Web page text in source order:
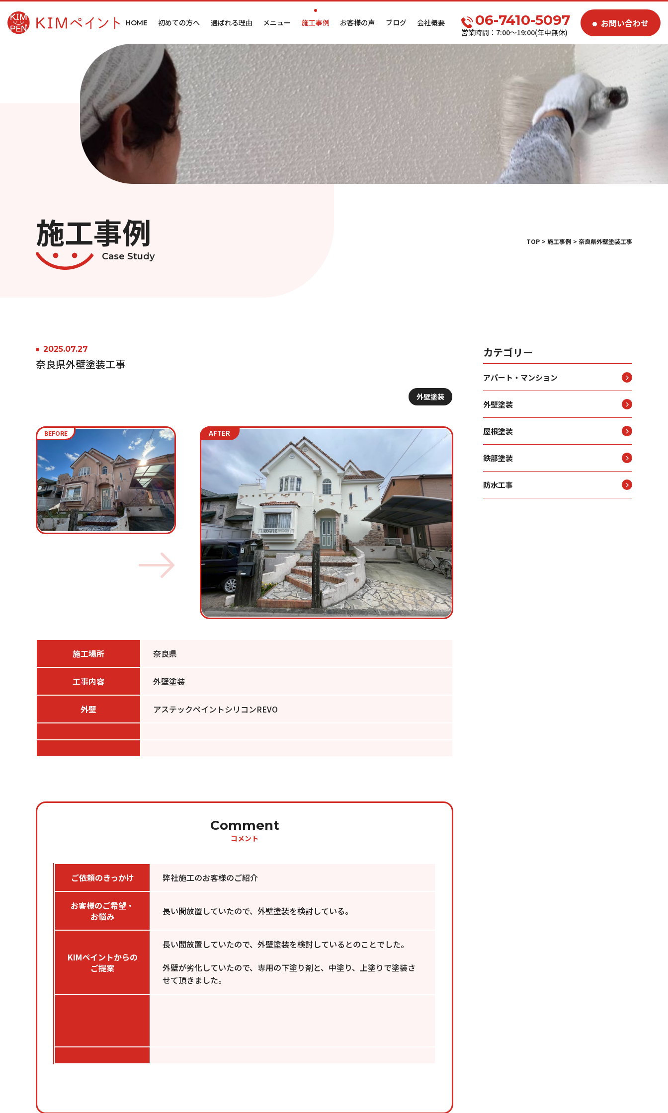
HOME 初めての方へ 選ばれる理由 メニュー 施工事例 お客様の声 ブログ 会社概要 06-7410-5097
営業時間：7:00～19:00(年中無休)
お問い合わせ
施工事例
Case Study
TOP 施工事例 奈良県外壁塗装工事
2025.07.27
奈良県外壁塗装工事
外壁塗装
BEFORE AFTER
施工場所 奈良県
工事内容 外壁塗装
外壁 アステックペイントシリコンREVO
Comment
コメント
ご依頼のきっかけ 弊社施工のお客様のご紹介
お客様のご希望・
お悩み
長い間放置していたので、外壁塗装を検討している。
KIMペイントからの
ご提案
長い間放置していたので、外壁塗装を検討しているとのことでした。
外壁が劣化していたので、専用の下塗り剤と、中塗り、上塗りで塗装さ
せて頂きました。
カテゴリー
アパート・マンション
外壁塗装
屋根塗装
鉄部塗装
防水工事